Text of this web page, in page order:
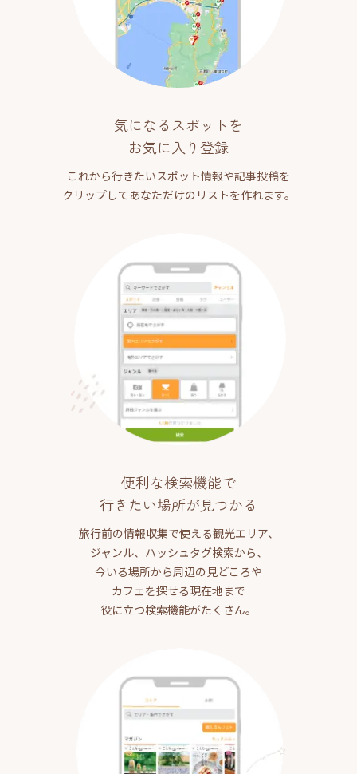
気になるスポットを
お気に入り登録
これから行きたいスポット情報や記事投稿を
クリップしてあなただけのリストを作れます。
便利な検索機能で
行きたい場所が見つかる
旅行前の情報収集で使える観光エリア、
ジャンル、ハッシュタグ検索から、
今いる場所から周辺の見どころや
カフェを探せる現在地まで
役に立つ検索機能がたくさん。